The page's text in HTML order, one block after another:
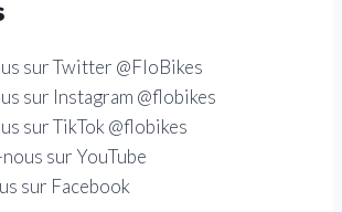
sur Twitter @FloBikes
sur Instagram @flobikes
sur TikTok @flobikes
sur YouTube
sur Facebook